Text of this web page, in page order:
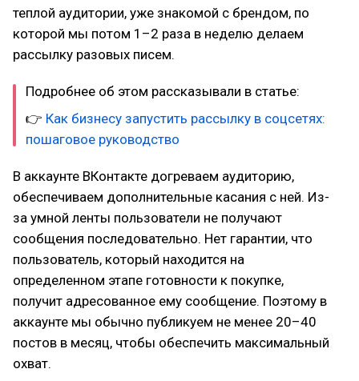
теплой аудитории, уже знакомой с брендом, по
которой мы потом 1–2 раза в неделю делаем
рассылку разовых писем.
Подробнее об этом рассказывали в статье:
👉 Как бизнесу запустить рассылку в соцсетях:
пошаговое руководство
В аккаунте ВКонтакте догреваем аудиторию,
обеспечиваем дополнительные касания с ней. Из-
за умной ленты пользователи не получают
сообщения последовательно. Нет гарантии, что
пользователь, который находится на
определенном этапе готовности к покупке,
получит адресованное ему сообщение. Поэтому в
аккаунте мы обычно публикуем не менее 20–40
постов в месяц, чтобы обеспечить максимальный
охват.